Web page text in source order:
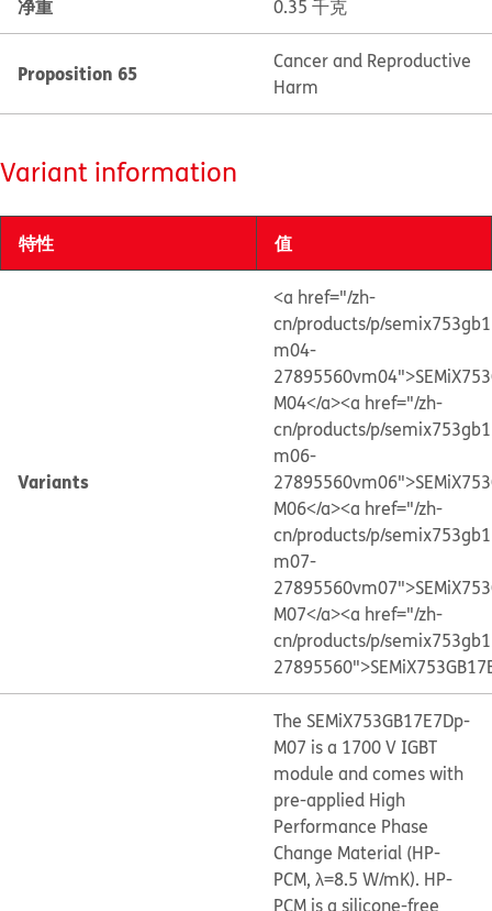
净重 0.35 千克
Proposition 65
Cancer and Reproductive
Harm
Variant information
特性 值
Variants
<a href="/zh-
cn/products/p/
m04-
M04</a><a href="/zh-
cn/products/p/
m06-
M06</a><a href="/zh-
cn/products/p/
m07-
M07</a><a href="/zh-
cn/products/p/
The SEMiX753GB17E7Dp-
M07 is a 1700 V IGBT
module and comes with
pre-applied High
Performance Phase
Change Material (HP-
PCM, λ=8.5 W/mK). HP-
PCM is a silicone-free